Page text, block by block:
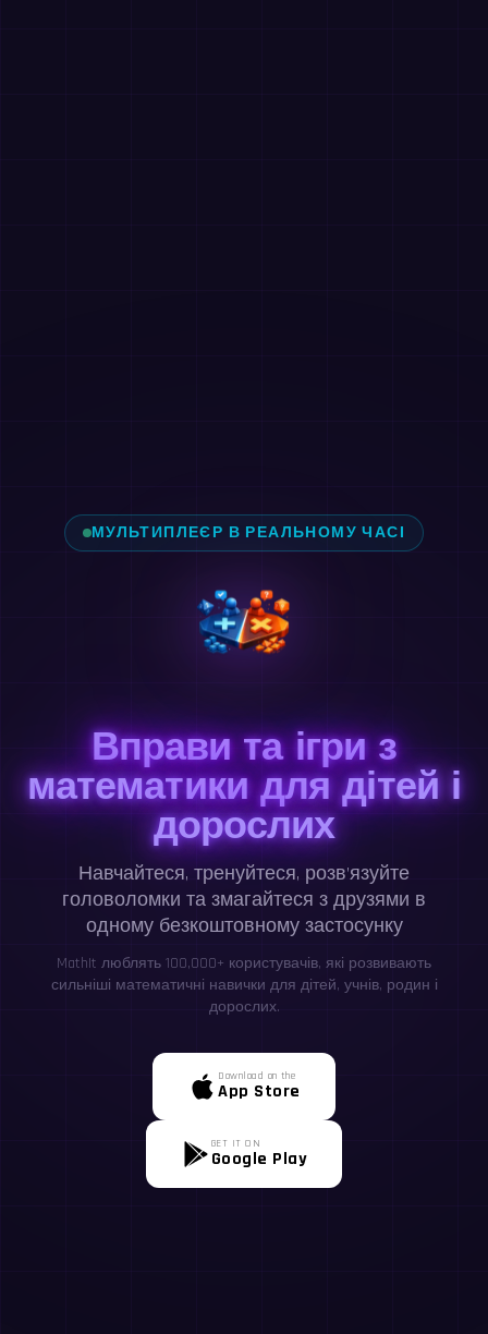
МУЛЬТИПЛЕЄР В РЕАЛЬНОМУ ЧАСІ
Вправи та ігри з
математики для дітей і
дорослих
Навчайтеся, тренуйтеся, розв’язуйте
головоломки та змагайтеся з друзями в
одному безкоштовному застосунку
MathIt люблять 100,000+ користувачів, які розвивають
сильніші математичні навички для дітей, учнів, родин і
дорослих.
Download on the
App Store
GET IT ON
Google Play